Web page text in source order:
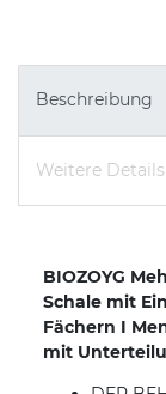
Beschreibung
Weitere Details
BIOZOYG
Schale mit
Fächern I
mit